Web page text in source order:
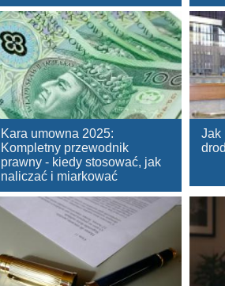
Kara umowna 2025:
Kompletny przewodnik
prawny - kiedy stosować, jak
naliczać i miarkować
Jak